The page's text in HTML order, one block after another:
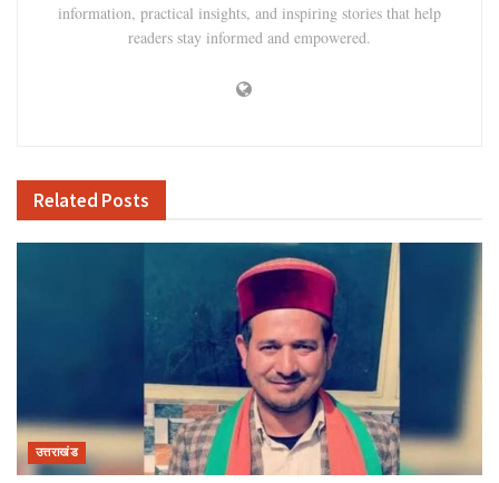
information, practical insights, and inspiring stories that help
readers stay informed and empowered.
Related Posts
उत्तराखंड